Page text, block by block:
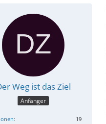
Weg ist das Ziel
Anfänger
19